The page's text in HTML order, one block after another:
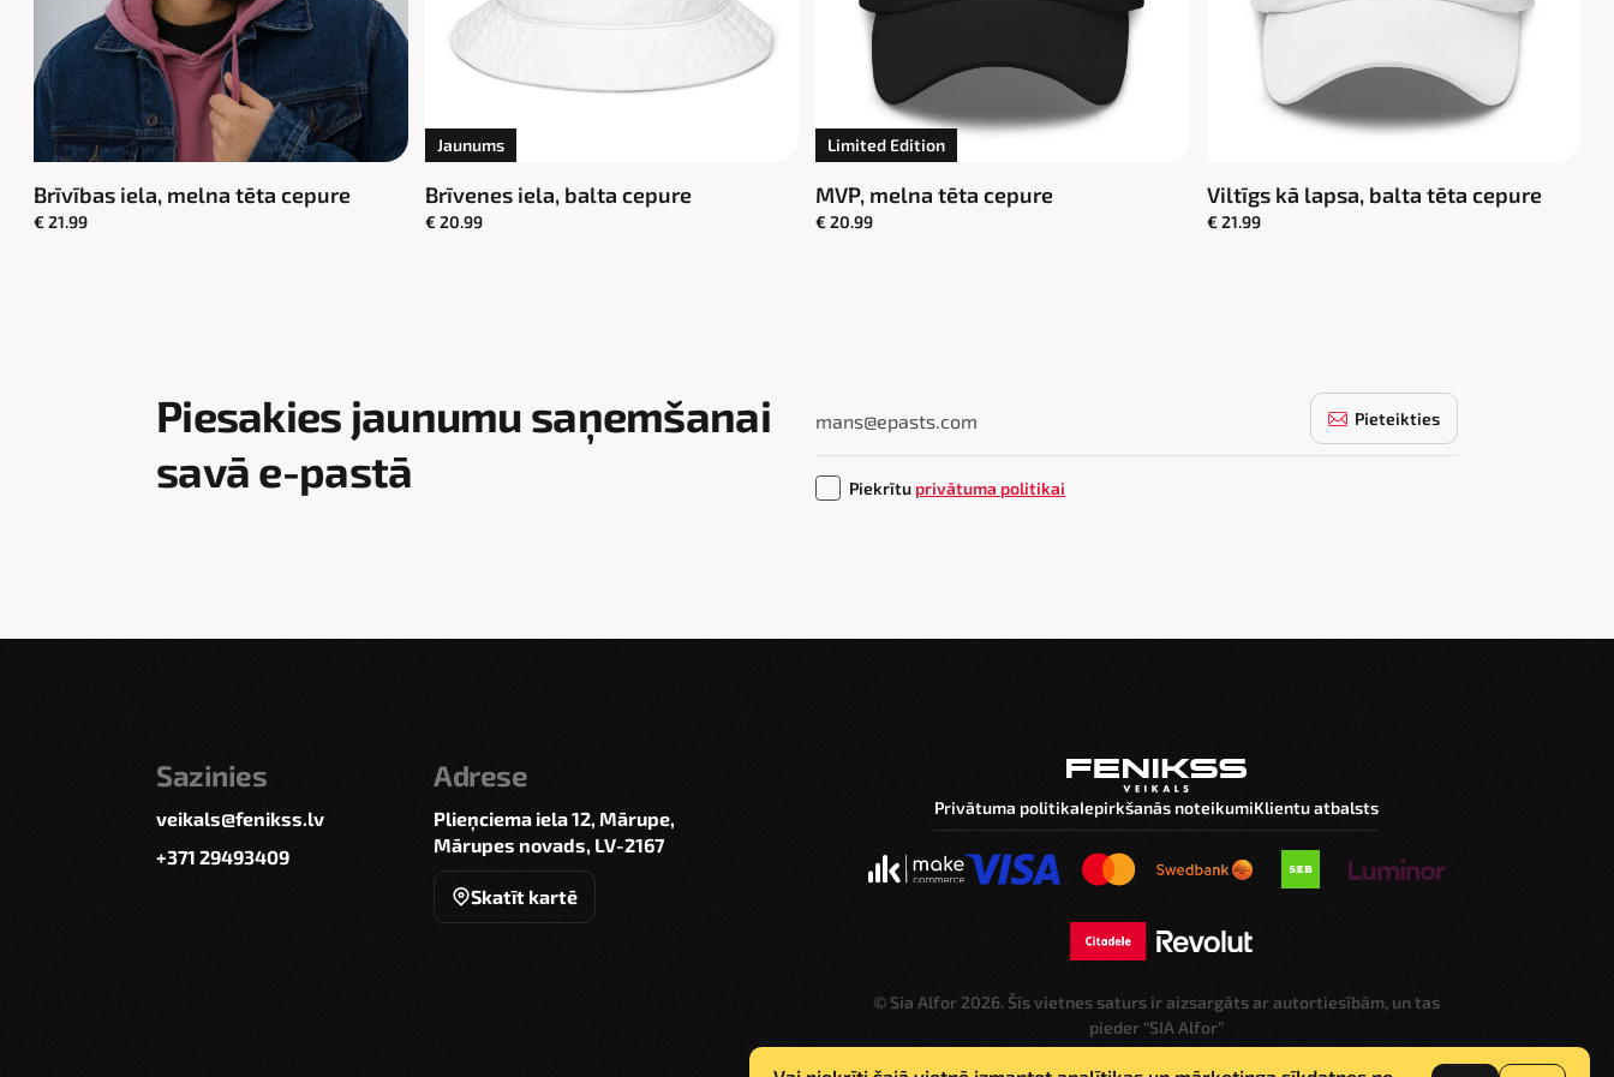
Brīvības iela, melna tēta cepure
€ 21.99
Jaunums
Brīvenes iela, balta cepure
€ 20.99
Limited Edition
MVP, melna tēta cepure
€ 20.99
Viltīgs kā lapsa, balta tēta cepure
€ 21.99
Piesakies jaunumu saņemšanai
savā e-pastā
Pieteikties
Piekrītu privātuma politikai
Sazinies
veikals@fenikss.lv
+371 29493409
Adrese
Plieņciema iela 12, Mārupe,
Mārupes novads, LV-2167
Skatīt kartē
Privātuma politikaIepirkšanās noteikumiKlientu atbalsts
© Sia Alfor 2026. Šīs vietnes saturs ir aizsargāts ar autortiesībām, un tas
pieder “SIA Alfor”